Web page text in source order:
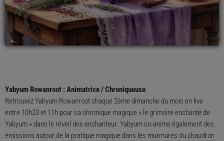
Yabyum Rowanroot : Animatrice / Chroniqueuse
Retrouvez Yabyum Rowanroot chaque 2ème dimanche du mois en live
entre 10h20 et 11h pour sa chronique magique « le grimoire enchanté de
Yabyum » dans le réveil des enchanteur. Yabyum co-anime également des
émissions autour de la pratique magique dans les murmures du chaudron